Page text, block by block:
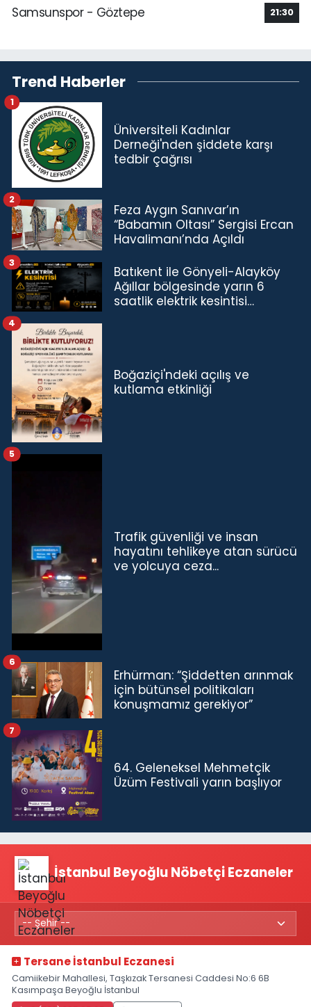
Samsunspor - Göztepe
21:30
Trend Haberler
Üniversiteli Kadınlar
Derneği'nden şiddete karşı
tedbir çağrısı
1
Feza Aygın Sanıvar’ın
“Babamın Oltası” Sergisi Ercan
Havalimanı’nda Açıldı
2
Batıkent ile Gönyeli-Alayköy
Ağıllar bölgesinde yarın 6
saatlik elektrik kesintisi…
3
Boğaziçi'ndeki açılış ve
kutlama etkinliği
4
Trafik güvenliği ve insan
hayatını tehlikeye atan sürücü
ve yolcuya ceza...
5
Erhürman: “Şiddetten arınmak
için bütünsel politikaları
konuşmamız gerekiyor”
6
64. Geleneksel Mehmetçik
Üzüm Festivali yarın başlıyor
7
İstanbul Beyoğlu Nöbetçi Eczaneler
Tersane İstanbul Eczanesi
Camiikebir Mahallesi, Taşkızak Tersanesi Caddesi No:6 6B
Kasımpaşa Beyoğlu İstanbul